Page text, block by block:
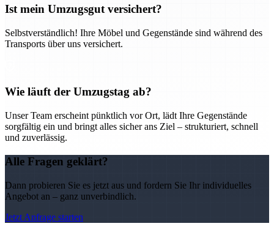
Ist mein Umzugsgut versichert?
Selbstverständlich! Ihre Möbel und Gegenstände sind während des
Transports über uns versichert.
Wie läuft der Umzugstag ab?
Unser Team erscheint pünktlich vor Ort, lädt Ihre Gegenstände
sorgfältig ein und bringt alles sicher ans Ziel – strukturiert, schnell
und zuverlässig.
Alle Fragen geklärt?
Dann probieren Sie es jetzt aus und fordern Sie Ihr individuelles
Angebot an – ganz unverbindlich.
Jetzt Anfrage starten